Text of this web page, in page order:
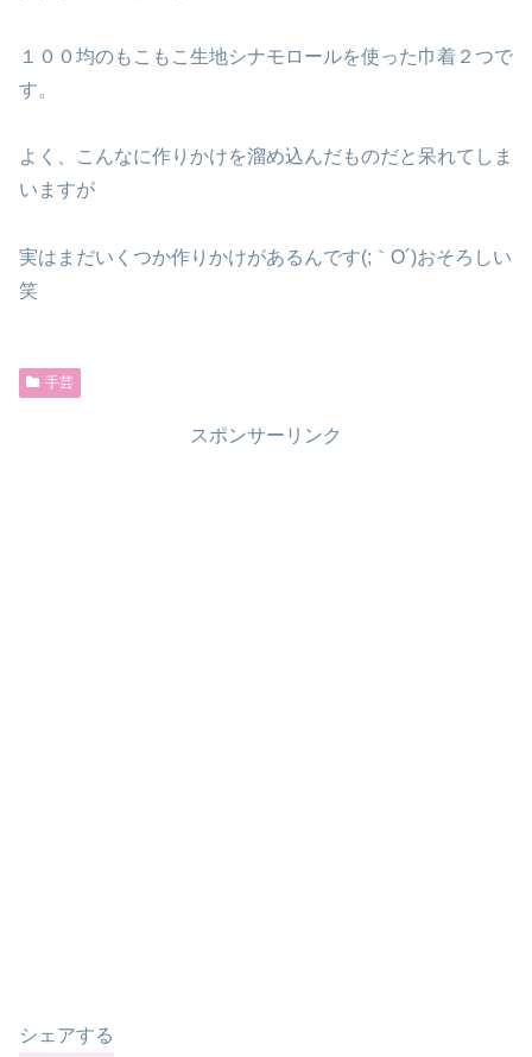
１００均のもこもこ生地シナモロールを使った巾着２つで
す。
よく、こんなに作りかけを溜め込んだものだと呆れてしま
いますが
実はまだいくつか作りかけがあるんです(;｀O´)おそろしい
笑
手芸
スポンサーリンク
シェアする